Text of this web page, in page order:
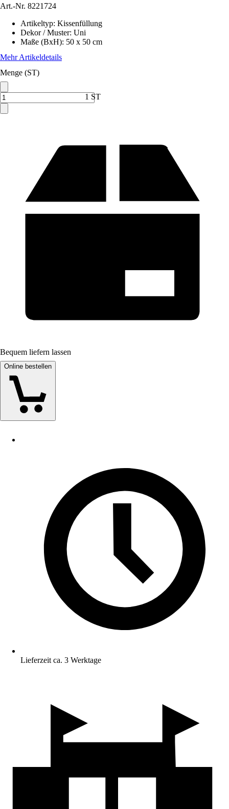
Art.-Nr. 8221724
Artikeltyp: Kissenfüllung
Dekor / Muster: Uni
Maße (BxH): 50 x 50 cm
Mehr Artikeldetails
Menge (ST)
1 ST
Bequem liefern lassen
Online bestellen
Lieferzeit ca. 3 Werktage